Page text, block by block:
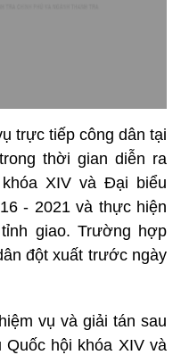
trực tiếp công dân tại
thời gian diễn ra
XIV và Đại biểu
- 2021 và thực hiện
giao. Trường hợp
đột xuất trước ngày
vụ và giải tán sau
hội khóa XIV và